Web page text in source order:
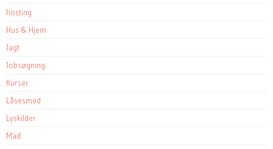
hosting
Hus & Hjem
Jagt
Jobsøgning
Kurser
Låsesmed
Lyskilder
Mad